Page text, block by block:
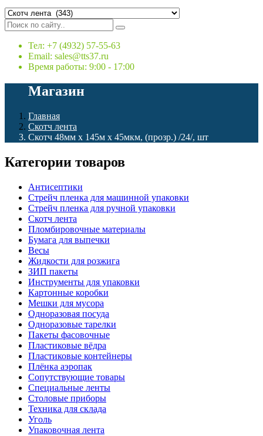
Тел: +7 (4932) 57-55-63
Email: sales@tts37.ru
Время работы: 9:00 - 17:00
Магазин
Главная
Скотч лента
Скотч 48мм х 145м х 45мкм, (прозр.) /24/, шт
Категории товаров
Антисептики
Стрейч пленка для машинной упаковки
Стрейч пленка для ручной упаковки
Скотч лента
Пломбировочные материалы
Бумага для выпечки
Весы
Жидкости для розжига
ЗИП пакеты
Инструменты для упаковки
Картонные коробки
Мешки для мусора
Одноразовая посуда
Одноразовые тарелки
Пакеты фасовочные
Пластиковые вёдра
Пластиковые контейнеры
Плёнка аэропак
Сопутствующие товары
Специальные ленты
Столовые приборы
Техника для склада
Уголь
Упаковочная лента